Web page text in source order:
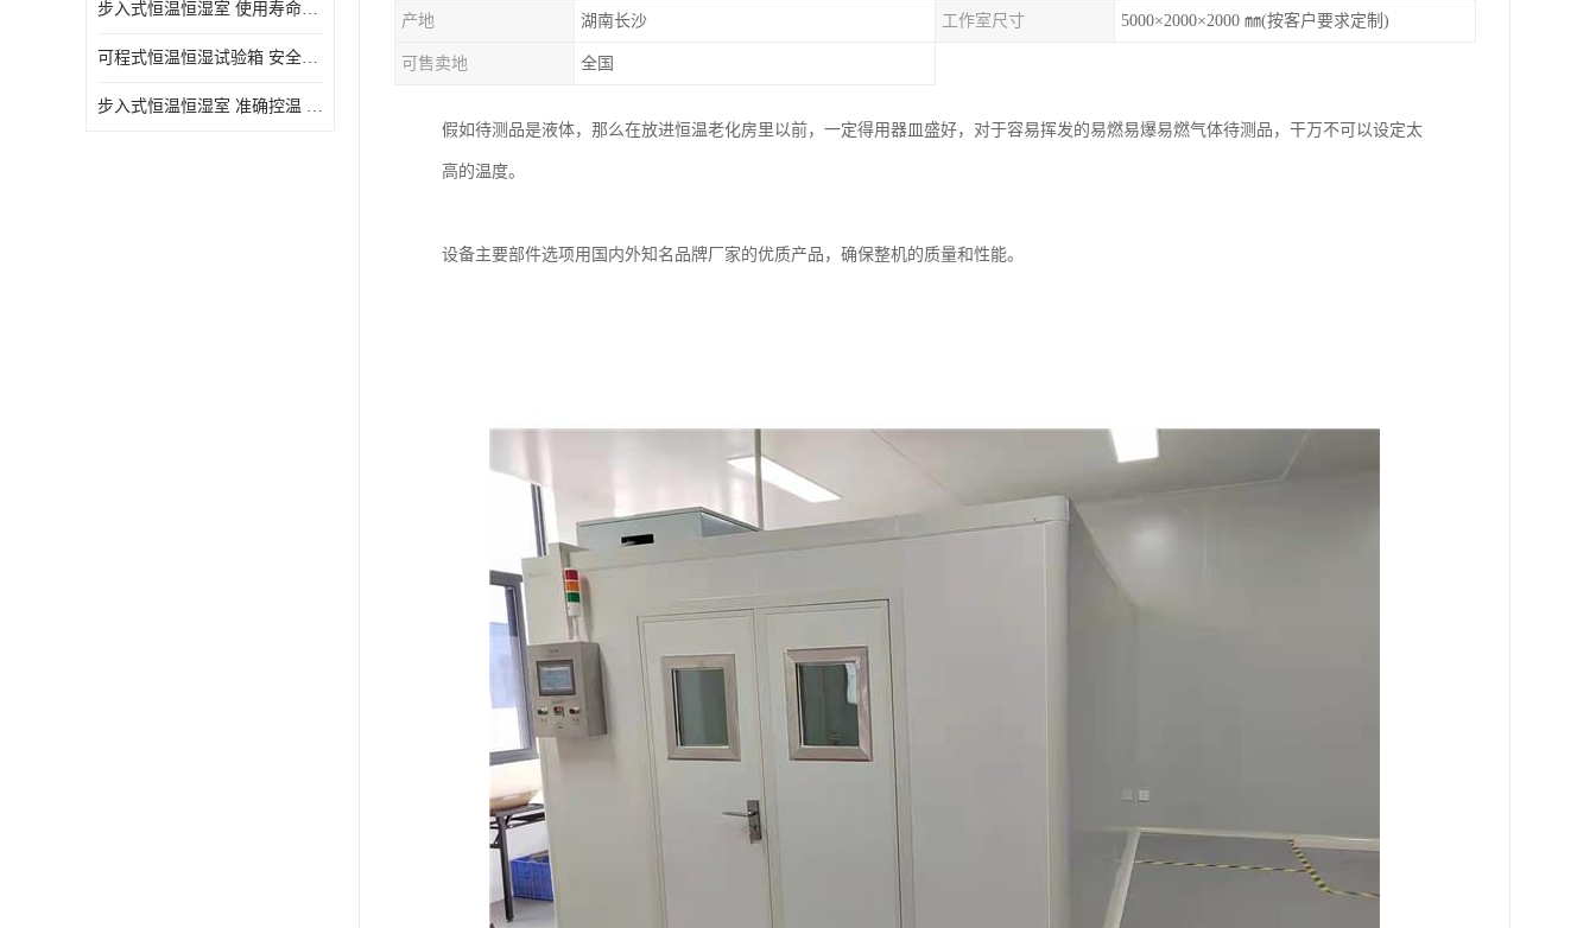
步入式恒温恒湿室 使用寿命长 移动和放置方便
可程式恒温恒湿试验箱 安全可靠 美观实用 清洁更方便
步入式恒温恒湿室 准确控温 试验周期自动化程度高
产地 湖南长沙 工作室尺寸 5000×2000×2000 ㎜(按客户要求定制)
可售卖地 全国
假如待测品是液体，那么在放进恒温老化房里以前，一定得用器皿盛好，对于容易挥发的易燃易爆易燃气体待测品，干万不可以设定太
高的温度。
设备主要部件选项用国内外知名品牌厂家的优质产品，确保整机的质量和性能。